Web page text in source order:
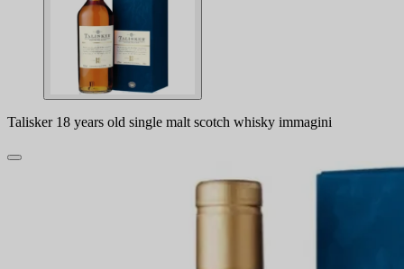
Talisker 18 years old single malt scotch whisky immagini